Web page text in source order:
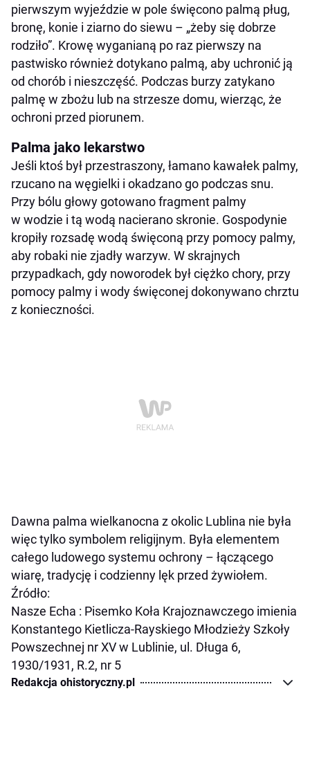
pierwszym wyjeździe w pole święcono palmą pług,
bronę, konie i ziarno do siewu – „żeby się dobrze
rodziło”. Krowę wyganianą po raz pierwszy na
pastwisko również dotykano palmą, aby uchronić ją
od chorób i nieszczęść. Podczas burzy zatykano
palmę w zbożu lub na strzesze domu, wierząc, że
ochroni przed piorunem.
Palma jako lekarstwo
Jeśli ktoś był przestraszony, łamano kawałek palmy,
rzucano na węgielki i okadzano go podczas snu.
Przy bólu głowy gotowano fragment palmy
w wodzie i tą wodą nacierano skronie. Gospodynie
kropiły rozsadę wodą święconą przy pomocy palmy,
aby robaki nie zjadły warzyw. W skrajnych
przypadkach, gdy noworodek był ciężko chory, przy
pomocy palmy i wody święconej dokonywano chrztu
z konieczności.
Dawna palma wielkanocna z okolic Lublina nie była
więc tylko symbolem religijnym. Była elementem
całego ludowego systemu ochrony – łączącego
wiarę, tradycję i codzienny lęk przed żywiołem.
Źródło:
Nasze Echa : Pisemko Koła Krajoznawczego imienia
Konstantego Kietlicza-Rayskiego Młodzieży Szkoły
Powszechnej nr XV w Lublinie, ul. Długa 6,
1930/1931, R.2, nr 5
Redakcja ohistoryczny.pl